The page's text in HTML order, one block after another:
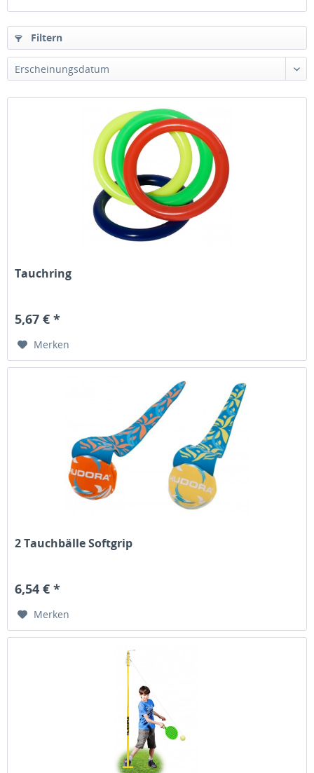
Filtern
Tauchring
5,67 € *
Merken
2 Tauchbälle Softgrip
6,54 € *
Merken